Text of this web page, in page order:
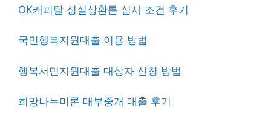
OK캐피탈 성실상환론 심사 조건 후기
국민행복지원대출 이용 방법
행복서민지원대출 대상자 신청 방법
희망나누미론 대부중개 대출 후기